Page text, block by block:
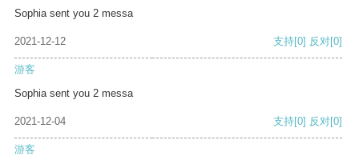
Sophia sent you 2 messa
2021-12-12 支持[0] 反对[0]
游客
Sophia sent you 2 messa
2021-12-04 支持[0] 反对[0]
游客